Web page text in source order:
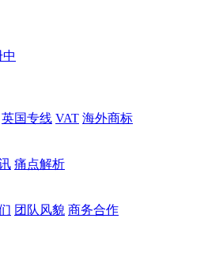
英国专线 VAT 海外商标
痛点解析
团队风貌 商务合作